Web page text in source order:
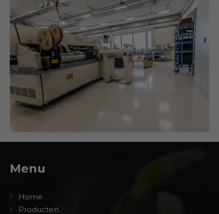
Menu
Home
Producten